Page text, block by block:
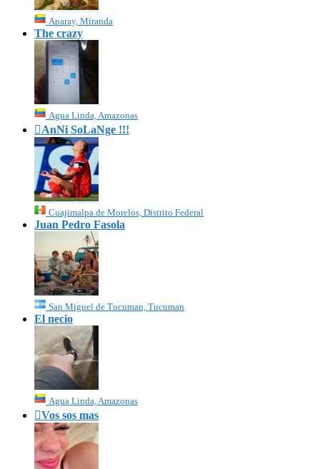
Aparay, Miranda
The crazy
Agua Linda, Amazonas
AnNi SoLaNge !!!
Cuajimalpa de Morelos, Distrito Federal
Juan Pedro Fasola
San Miguel de Tucuman, Tucuman
El necio
Agua Linda, Amazonas
Vos sos mas